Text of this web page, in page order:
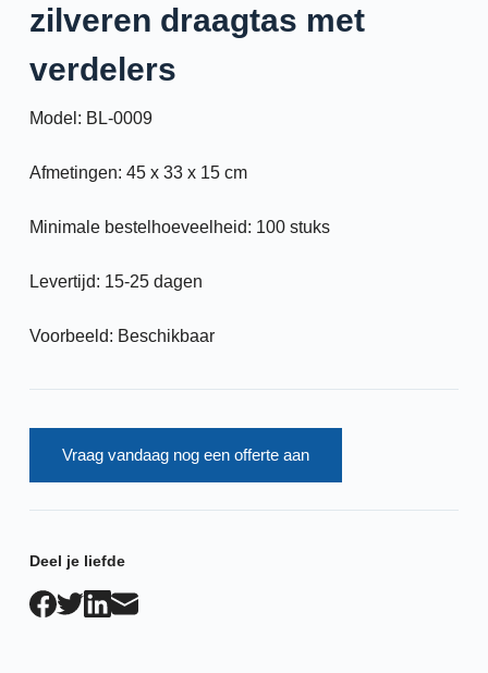
zilveren draagtas met
verdelers
Model: BL-0009
Afmetingen: 45 x 33 x 15 cm
Minimale bestelhoeveelheid: 100 stuks
Levertijd: 15-25 dagen
Voorbeeld: Beschikbaar
Vraag vandaag nog een offerte aan
Deel je liefde